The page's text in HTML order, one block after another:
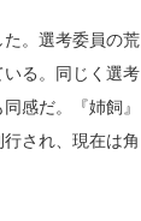
。選考委員の荒
る。同じく選考
感だ。『姉飼』
され、現在は角